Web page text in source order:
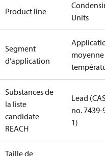
Product line
Units
Segment
d’application
moyenne
Substances de
la liste
candidate
REACH
Lead
no. 7439-
1)
Taille de